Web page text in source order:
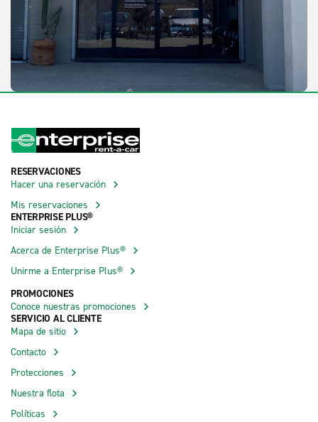
RESERVACIONES
Hacer una reservación
Mis reservaciones
ENTERPRISE PLUS®
Iniciar sesión
Acerca de Enterprise Plus®
Unirme a Enterprise Plus®
PROMOCIONES
Conoce nuestras promociones
SERVICIO AL CLIENTE
Mapa de sitio
Contacto
Protecciones
Nuestra flota
Políticas